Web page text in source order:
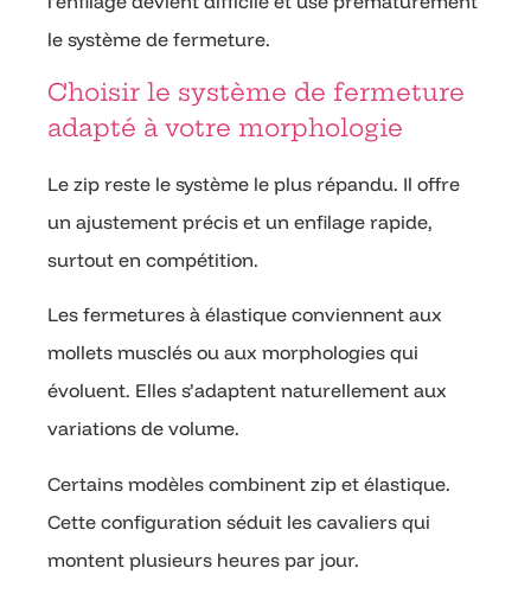
le système de fermeture.
Choisir le système de fermeture
adapté à votre morphologie
Le zip reste le système le plus répandu. Il offre
un ajustement précis et un enfilage rapide,
surtout en compétition.
Les fermetures à élastique conviennent aux
mollets musclés ou aux morphologies qui
évoluent. Elles s’adaptent naturellement aux
variations de volume.
Certains modèles combinent zip et élastique.
Cette configuration séduit les cavaliers qui
montent plusieurs heures par jour.